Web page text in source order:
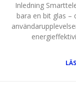
Inledning
bara en bit glas –